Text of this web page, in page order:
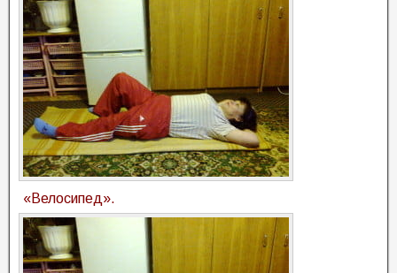
«Велосипед».